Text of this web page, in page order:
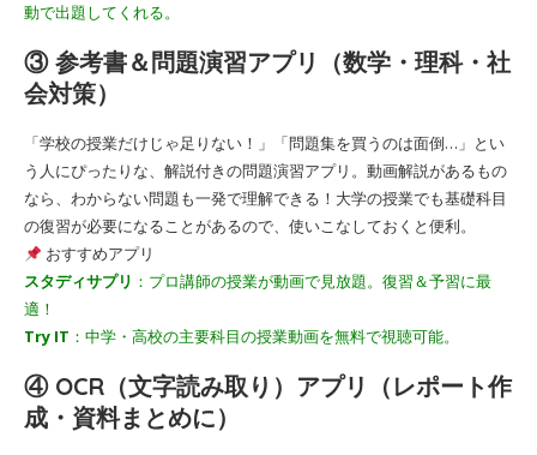
動で出題してくれる。
③ 参考書＆問題演習アプリ（数学・理科・社
会対策）
「学校の授業だけじゃ足りない！」「問題集を買うのは面倒…」とい
う人にぴったりな、解説付きの問題演習アプリ。動画解説があるもの
なら、わからない問題も一発で理解できる！大学の授業でも基礎科目
の復習が必要になることがあるので、使いこなしておくと便利。
おすすめアプリ
スタディサプリ ：プロ講師の授業が動画で見放題。復習＆予習に最
適！
Try IT ：中学・高校の主要科目の授業動画を無料で視聴可能。
④ OCR（文字読み取り）アプリ（レポート作
成・資料まとめに）